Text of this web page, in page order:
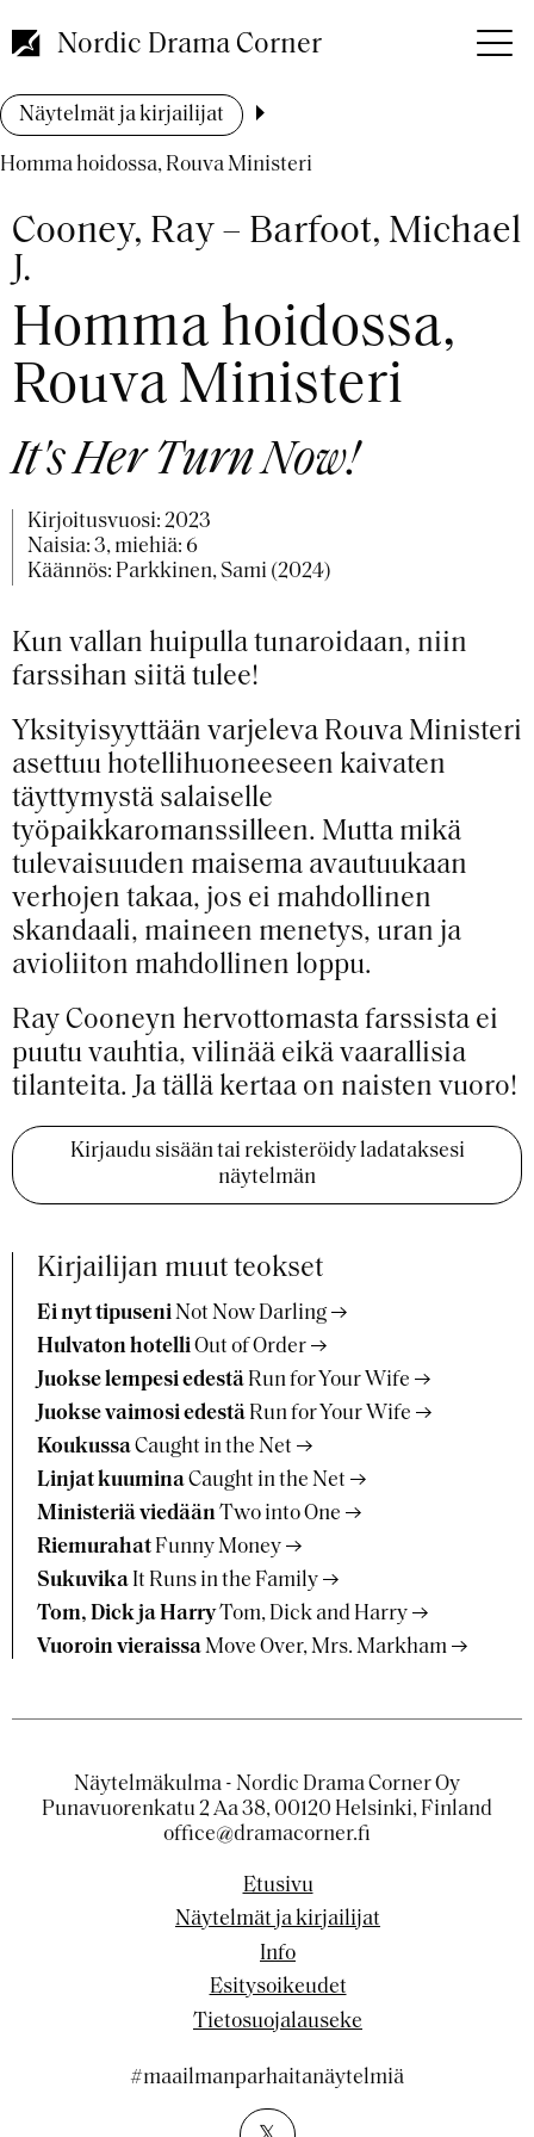
pääsisältöön
Nordic Drama Corner
Murupolku
Näytelmät ja kirjailijat
Homma hoidossa, Rouva Ministeri
Cooney, Ray – Barfoot, Michael
J.
Homma hoidossa,
Rouva Ministeri
It's Her Turn Now!
Kirjoitusvuosi: 2023
Naisia: 3, miehiä: 6
Käännös: Parkkinen, Sami (2024)
Kun vallan huipulla tunaroidaan, niin
farssihan siitä tulee!
Yksityisyyttään varjeleva Rouva Ministeri
asettuu hotellihuoneeseen kaivaten
täyttymystä salaiselle
työpaikkaromanssilleen. Mutta mikä
tulevaisuuden maisema avautuukaan
verhojen takaa, jos ei mahdollinen
skandaali, maineen menetys, uran ja
avioliiton mahdollinen loppu.
Ray Cooneyn hervottomasta farssista ei
puutu vauhtia, vilinää eikä vaarallisia
tilanteita. Ja tällä kertaa on naisten vuoro!
Kirjaudu sisään tai rekisteröidy ladataksesi
näytelmän
Kirjailijan muut teokset
Ei nyt tipuseniNot Now Darling
Hulvaton hotelliOut of Order
Juokse lempesi edestä Run for Your Wife
Juokse vaimosi edestä Run for Your Wife
KoukussaCaught in the Net
Linjat kuuminaCaught in the Net
Ministeriä viedäänTwo into One
Riemurahat Funny Money
Sukuvika It Runs in the Family
Tom, Dick ja HarryTom, Dick and Harry
Vuoroin vieraissaMove Over, Mrs. Markham
Näytelmäkulma - Nordic Drama Corner Oy
Punavuorenkatu 2 Aa 38, 00120 Helsinki, Finland
office@dramacorner.fi
Etusivu
Näytelmät ja kirjailijat
Info
Esitysoikeudet
Tietosuojalauseke
#maailmanparhaitanäytelmiä